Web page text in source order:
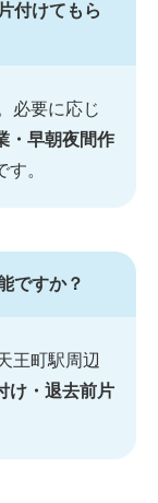
付けてもら
必要に応じ
・早朝夜間作
。
ですか？
王町駅周辺
け・退去前片